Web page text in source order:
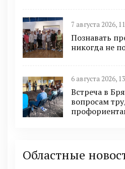
7 августа 2026,
Познавать
никогда не
6 августа 2026,
Встреча в
вопросам
Областные